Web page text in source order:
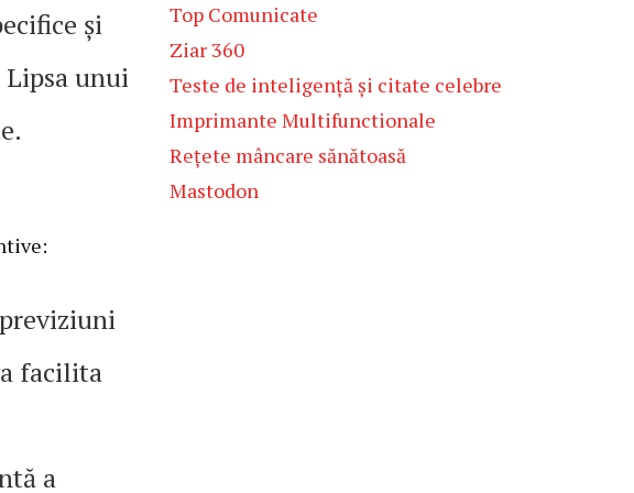
și
unui
facilita
a
Top Comunicate
Ziar 360
Teste de inteligență și citate celebre
Imprimante Multifunctionale
Rețete mâncare sănătoasă
Mastodon